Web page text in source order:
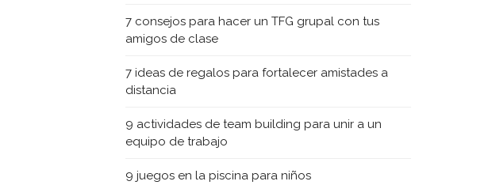
7 consejos para hacer un TFG grupal con tus
amigos de clase
7 ideas de regalos para fortalecer amistades a
distancia
9 actividades de team building para unir a un
equipo de trabajo
9 juegos en la piscina para niños